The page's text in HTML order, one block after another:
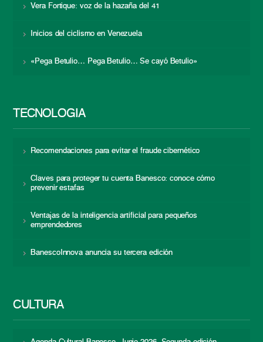
Vera Fortique: voz de la hazaña del 41
Inicios del ciclismo en Venezuela
«Pega Betulio… Pega Betulio… Se cayó Betulio»
TECNOLOGÍA
Recomendaciones para evitar el fraude cibernético
Claves para proteger tu cuenta Banesco: conoce cómo
prevenir estafas
Ventajas de la inteligencia artificial para pequeños
emprendedores
BanescoInnova anuncia su tercera edición
CULTURA